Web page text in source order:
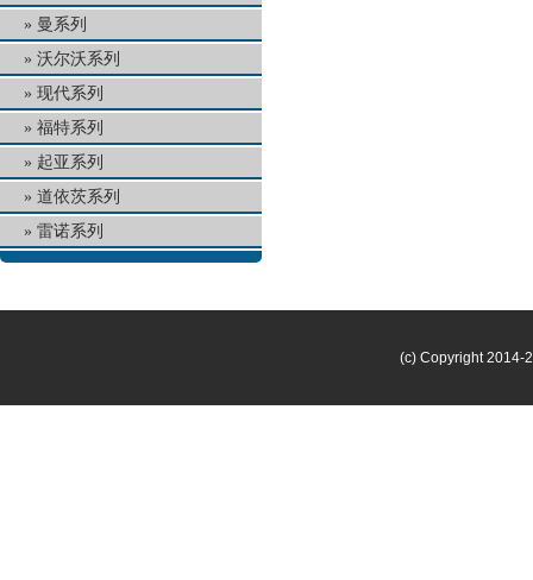
曼系列
沃尔沃系列
现代系列
福特系列
起亚系列
道依茨系列
雷诺系列
(c) Copyright 2014-